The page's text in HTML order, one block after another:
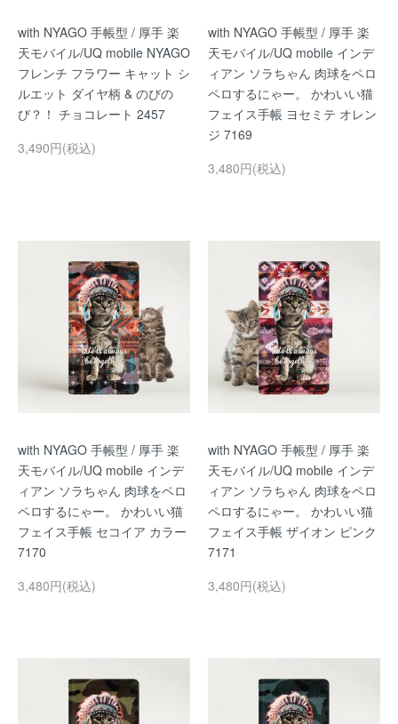
with NYAGO 手帳型 / 厚手 楽
天モバイル/UQ mobile NYAGO
フレンチ フラワー キャット シ
ルエット ダイヤ柄 & のびの
び？！ チョコレート 2457
3,490円(税込)
with NYAGO 手帳型 / 厚手 楽
天モバイル/UQ mobile インデ
ィアン ソラちゃん 肉球をペロ
ペロするにゃー。 かわいい猫
フェイス手帳 ヨセミテ オレン
ジ 7169
3,480円(税込)
with NYAGO 手帳型 / 厚手 楽
天モバイル/UQ mobile インデ
ィアン ソラちゃん 肉球をペロ
ペロするにゃー。 かわいい猫
フェイス手帳 セコイア カラー
7170
3,480円(税込)
with NYAGO 手帳型 / 厚手 楽
天モバイル/UQ mobile インデ
ィアン ソラちゃん 肉球をペロ
ペロするにゃー。 かわいい猫
フェイス手帳 ザイオン ピンク
7171
3,480円(税込)